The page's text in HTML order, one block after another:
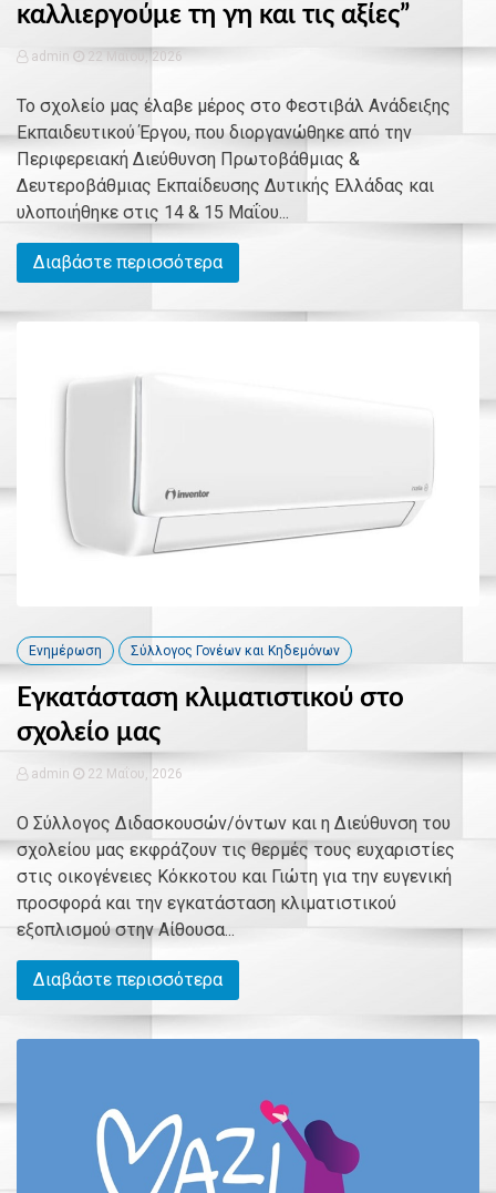
καλλιεργούμε τη γη και τις αξίες”
admin 22 Μαΐου, 2026
Το σχολείο μας έλαβε μέρος στο Φεστιβάλ Ανάδειξης
Εκπαιδευτικού Έργου, που διοργανώθηκε από την
Περιφερειακή Διεύθυνση Πρωτοβάθμιας &
Δευτεροβάθμιας Εκπαίδευσης Δυτικής Ελλάδας και
υλοποιήθηκε στις 14 & 15 Μαΐου...
Διαβάστε περισσότερα
Ενημέρωση Σύλλογος Γονέων και Κηδεμόνων
Εγκατάσταση κλιματιστικού στο
σχολείο μας
admin 22 Μαΐου, 2026
Ο Σύλλογος Διδασκουσών/όντων και η Διεύθυνση του
σχολείου μας εκφράζουν τις θερμές τους ευχαριστίες
στις οικογένειες Κόκκοτου και Γιώτη για την ευγενική
προσφορά και την εγκατάσταση κλιματιστικού
εξοπλισμού στην Αίθουσα...
Διαβάστε περισσότερα